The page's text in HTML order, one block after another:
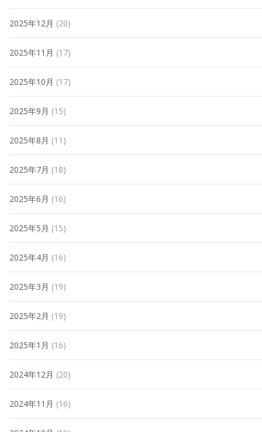
2025年12月 (20)
2025年11月 (17)
2025年10月 (17)
2025年9月 (15)
2025年8月 (11)
2025年7月 (18)
2025年6月 (16)
2025年5月 (15)
2025年4月 (16)
2025年3月 (19)
2025年2月 (19)
2025年1月 (16)
2024年12月 (20)
2024年11月 (16)